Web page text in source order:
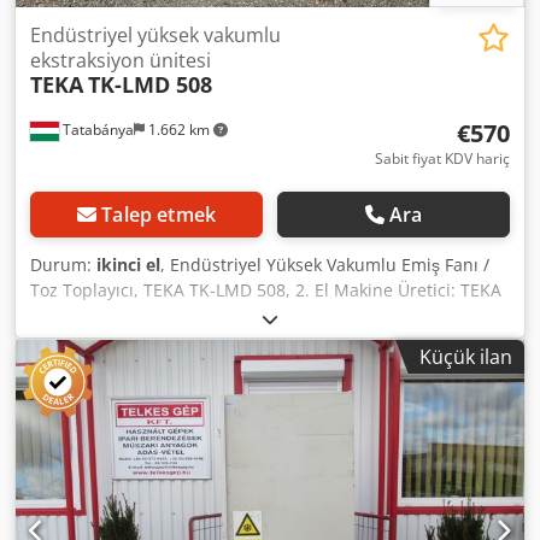
Tatabánya 1.662 km
Endüstriyel yüksek vakumlu
ekstraksiyon ünitesi
TEKATK-LMD 508
€570
Sabit fiyat KDV hariç
Talep etmek Ara
Durum: ikinci el, Endüstriyel Yüksek Vakumlu Emiş Fanı /
Toz Toplayıcı, TEKA TK-LMD 508, 2. El Makine Üretici: TEKA
Absaug- und Entsorgungstechnologien GmbH (Velen,
Almanya) – Premium emiş ve çevre teknolojileri üreticisi
Model: TK-LMD 508 Seri numarası (Masch.-Nr.): 00113963
Üretim yılı (Bauj.): 1999 Referans numarası (AB): 8798
Koruma sınıfı (Schutzart): IP 54 (Toza ve sıçrayan suya karşı
korumalı) Toplam boyutlar: 370 x 380 x 740 mm Hacim akış
hızı (Volumenstrom): 320 m³/h Maks. statik basınç (max.
stat. Pressung): 21.000 Pa (İnce hortumlarda dahi
olağanüstü emiş gücü) Motor gücü (Motorleistung): 1,2 kW
Küçük ilan